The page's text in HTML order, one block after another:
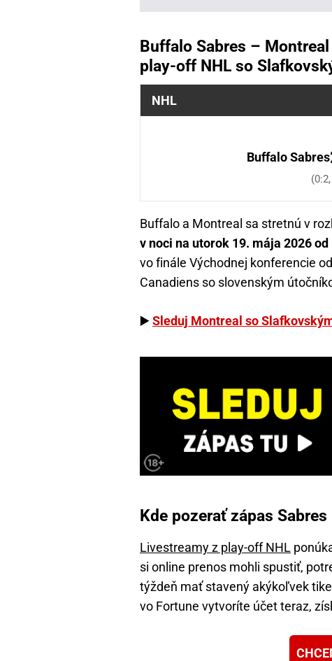
Buffalo Sabres –
play-off NHL so
NHL
Buffalo Sabres
Buffalo a Montreal sa stretnú v
v noci na utorok 19. mája 2026 od
vo finále Východnej konferencie
Canadiens so slovenským
▶️Sleduj Montreal so
Kde pozerať zápas
Livestreamy z play-off NHL
si online prenos mohli spustiť,
týždeň mať stavený akýkoľvek
vo Fortune vytvoríte účet teraz,